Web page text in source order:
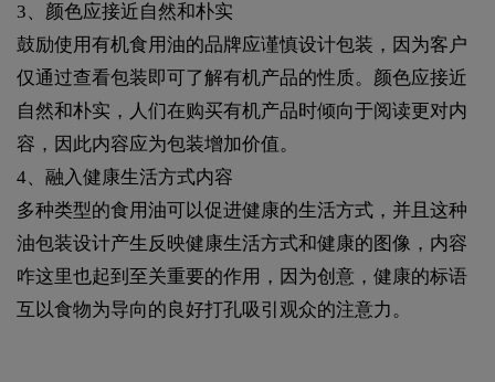
3、颜色应接近自然和朴实
鼓励使用有机食用油的品牌应谨慎设计包装，因为客户
仅通过查看包装即可了解有机产品的性质。颜色应接近
自然和朴实，人们在购买有机产品时倾向于阅读更对内
容，因此内容应为包装增加价值。
4、融入健康生活方式内容
多种类型的食用油可以促进健康的生活方式，并且这种
油包装设计产生反映健康生活方式和健康的图像，内容
咋这里也起到至关重要的作用，因为创意，健康的标语
互以食物为导向的良好打孔吸引观众的注意力。